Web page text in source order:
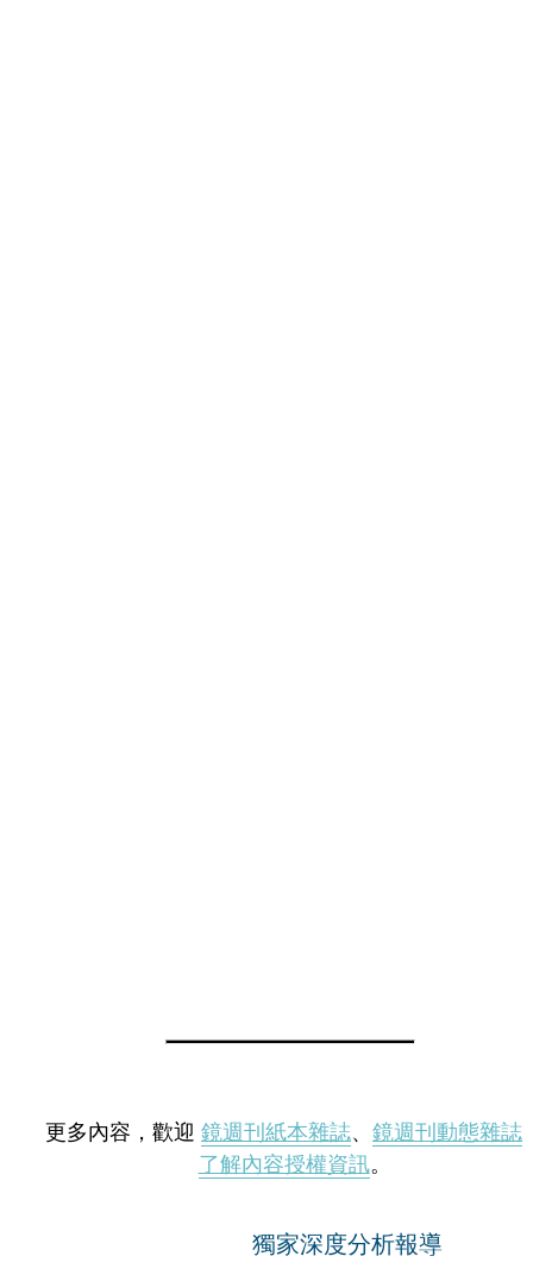
更多內容，歡迎 鏡週刊紙本雜誌、 鏡週刊動態雜誌
了解內容授權資訊。
獨家深度分析報導